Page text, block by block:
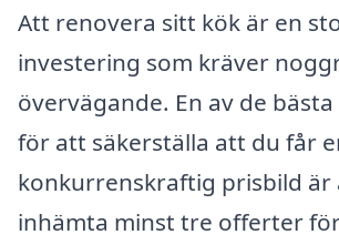
Att renovera sitt kök är en
investering som kräver
övervägande. En av de
för att säkerställa att du får
konkurrenskraftig prisbild är
inhämta minst tre offerter